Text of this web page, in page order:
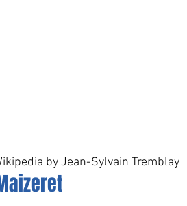
by Jean-Sylvain Tremblay